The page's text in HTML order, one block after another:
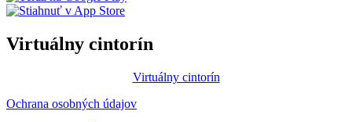
Virtuálny cintorín
Virtuálny cintorín
Ochrana osobných údajov